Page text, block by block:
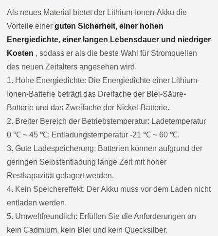
Als neues Material bietet der Lithium-Ionen-Akku die
Vorteile einer guten Sicherheit, einer hohen
Energiedichte, einer langen Lebensdauer und niedriger
Kosten , sodass er als die beste Wahl für Stromquellen
des neuen Zeitalters angesehen wird.
1. Hohe Energiedichte: Die Energiedichte einer Lithium-
Ionen-Batterie beträgt das Dreifache der Blei-Säure-
Batterie und das Zweifache der Nickel-Batterie.
2. Breiter Bereich der Betriebstemperatur: Ladetemperatur
0 ℃ ~ 45 ℃; Entladungstemperatur -21 ℃ ~ 60 ℃.
3. Gute Ladespeicherung: Batterien können aufgrund der
geringen Selbstentladung lange Zeit mit hoher
Restkapazität gelagert werden.
4. Kein Speichereffekt: Der Akku muss vor dem Laden nicht
entladen werden.
5. Umweltfreundlich: Erfüllen Sie die Anforderungen an
kein Cadmium, kein Blei und kein Quecksilber.